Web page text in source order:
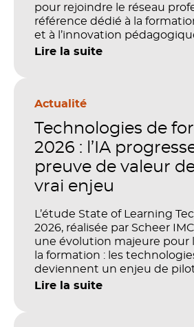
pour rejoindre le réseau
référence dédié à la
et à l’innovation
Lire la suite
Actualité
Technologies de
2026 : l’IA
preuve de valeur
vrai enjeu
L’étude State of Learning
2026, réalisée par Scheer
une évolution majeure pour
la formation : les
deviennent un enjeu de
performance et de preuve de
Lire la suite